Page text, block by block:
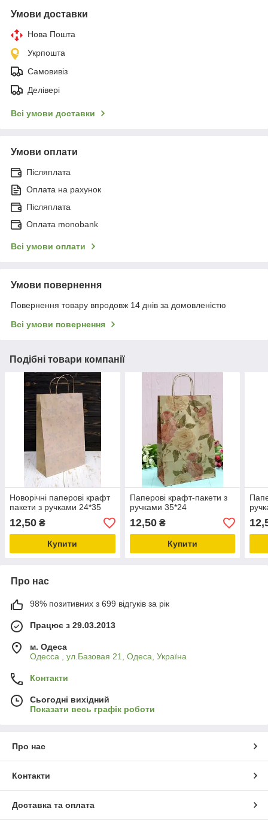
Умови доставки
Нова Пошта
Укрпошта
Самовивіз
Делівері
Всі умови доставки
Умови оплати
Післяплата
Оплата на рахунок
Післяплата
Оплата monobank
Всі умови оплати
Умови повернення
Повернення товару впродовж 14 днів за домовленістю
Всі умови повернення
Подібні товари компанії
Новорічні паперові крафт
пакети з ручками 24*35
12,50 ₴
Купити
Паперові крафт-пакети з
ручками 35*24
12,50₴
Купити
Про нас
98% позитивних з 699 відгуків за рік
Працює з 29.03.2013
м. Одеса
Одесса , ул.Базовая 21, Одеса, Україна
Контакти
Сьогодні вихідний
Показати весь графік роботи
Про нас
Контакти
Доставка та оплата